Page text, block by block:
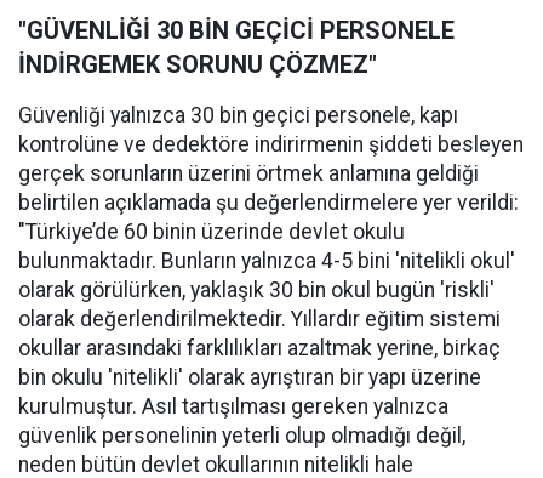
"GÜVENLİĞİ 30 BİN GEÇİCİ PERSONELE
İNDİRGEMEK SORUNU ÇÖZMEZ"
Güvenliği yalnızca 30 bin geçici personele, kapı
kontrolüne ve dedektöre indirirmenin şiddeti besleyen
gerçek sorunların üzerini örtmek anlamına geldiği
belirtilen açıklamada şu değerlendirmelere yer verildi:
"Türkiye’de 60 binin üzerinde devlet okulu
bulunmaktadır. Bunların yalnızca 4-5 bini 'nitelikli okul'
olarak görülürken, yaklaşık 30 bin okul bugün 'riskli'
olarak değerlendirilmektedir. Yıllardır eğitim sistemi
okullar arasındaki farklılıkları azaltmak yerine, birkaç
bin okulu 'nitelikli' olarak ayrıştıran bir yapı üzerine
kurulmuştur. Asıl tartışılması gereken yalnızca
güvenlik personelinin yeterli olup olmadığı değil,
neden bütün devlet okullarının nitelikli hale